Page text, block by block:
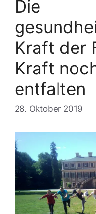
Die
Kraft der
Kraft
entfalten
28. Oktober 2019